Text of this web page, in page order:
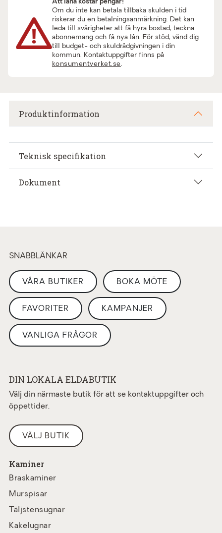
Att låna kostar pengar!
Om du inte kan betala tillbaka skulden i tid
riskerar du en betalningsanmärkning. Det kan
leda till svårigheter att få hyra bostad, teckna
abonnemang och få nya lån. För stöd, vänd dig
till budget- och skuldrådgivningen i din
kommun. Kontaktuppgifter finns på
konsumentverket.se.
Produktinformation
Teknisk specifikation
Dokument
SNABBLÄNKAR
VÅRA BUTIKER BOKA MÖTE
FAVORITER KAMPANJER
VANLIGA FRÅGOR
DIN LOKALA ELDABUTIK
Välj din närmaste butik för att se kontaktuppgifter och
öppettider.
VÄLJ BUTIK
Kaminer
Braskaminer
Murspisar
Täljstensugnar
Kakelugnar